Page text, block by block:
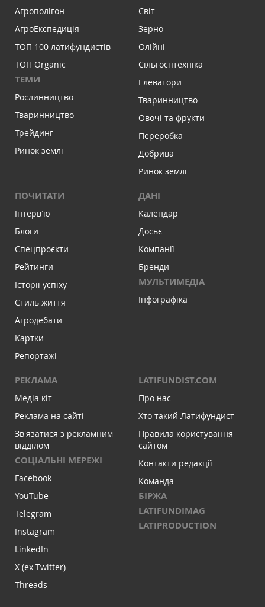
Агрополігон
АгроЕкспедиція
ТОП 100 латифундистів
ТОП Organic
ТЕМИ
Рослинництво
Тваринництво
Трейдинг
Ринок землі
Світ
Зерно
Олійні
Сільгосптехніка
Елеватори
Тваринництво
Овочі та фрукти
Переробка
Добрива
Ринок землі
ПОЧИТАТИ
Інтервʼю
Блоги
Спецпроєкти
Рейтинги
Історії успіху
Стиль життя
Агродебати
Картки
Репортажі
ДАНІ
Календар
Досьє
Компанії
Бренди
МУЛЬТИМЕДІА
Інфографіка
РЕКЛАМА
Медіа кіт
Реклама на сайті
Зв'язатися з рекламним
відділом
СОЦІАЛЬНІ МЕРЕЖІ
Facebook
YouTube
Telegram
Instagram
LinkedIn
X (ex-Twitter)
Threads
LATIFUNDIST.COM
Про нас
Хто такий Латифундист
Правила користування
сайтом
Контакти редакції
Команда
БІРЖА
LATIFUNDIMAG
LATIPRODUCTION